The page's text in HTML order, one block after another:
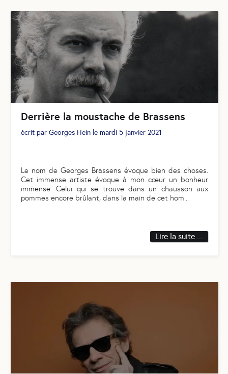
Derrière la moustache de Brassens
écrit par Georges Hein le mardi 5 janvier 2021
Le nom de Georges Brassens évoque bien des choses.
Cet immense artiste évoque à mon cœur un bonheur
immense. Celui qui se trouve dans un chausson aux
pommes encore brûlant, dans la main de cet hom
Lire la suite ...